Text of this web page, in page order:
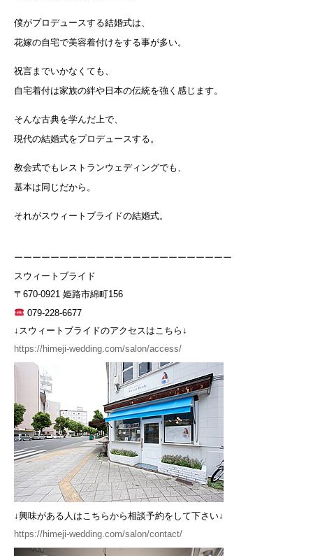
僕がプロデュースする結婚式は、
花嫁の自宅で美容着付けをする事が多い。
祝言までいかなくても、
自宅着付は家族の絆や日本の伝統を強く感じます。
そんな古典を学んだ上で、
現代の結婚式をプロデュースする。
教会式でもレストランウェディングでも、
基本は同じだから。
それがスウィートブライドの結婚式。
ーーーーーーーーーーーーーーーーーーーーーーーー
スウィートブライド
〒670-0921 姫路市綿町156
079-228-6677
↓スウィートブライドのアクセスはこちら↓
https://himeji-wedding.com/salon/access/
↓興味がある人はこちらから相談予約をして下さい↓
https://himeji-wedding.com/salon/contact/